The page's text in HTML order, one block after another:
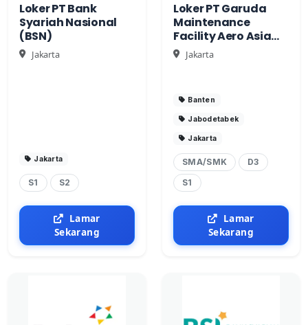
Loker PT Bank
Syariah Nasional
(BSN)
Jakarta
Jakarta
S1 S2
Lamar
Sekarang
Loker PT Garuda
Maintenance
Facility Aero Asia
TbkJakarta
Banten
Jabodetabek
Jakarta
SMA/SMK
D3
S1
Lamar
Sekarang